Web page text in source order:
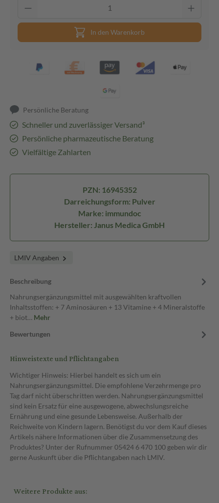
In den Warenkorb
Persönliche Beratung
Schneller und zuverlässiger Versand³
Persönliche pharmazeutische Beratung
Vielfältige Zahlarten
PZN: 16945352
Darreichungsform: Pulver
Marke: immundoc
Hersteller: Janus Medica GmbH
LMIV Angaben
Beschreibung
Nahrungsergänzungsmittel mit ausgewählten kraftvollen
Inhaltsstoffen: + 7 Aminosäuren + 13 Vitamine + 4 Mineralstoffe
+ biot… Mehr
Bewertungen
Hinweistexte und Pflichtangaben
Wichtiger Hinweis: Hierbei handelt es sich um ein
Nahrungsergänzungsmittel. Die empfohlene Verzehrmenge pro
Tag darf nicht überschritten werden. Nahrungsergänzungsmittel
sind kein Ersatz für eine ausgewogene, abwechslungsreiche
Ernährung und eine gesunde Lebensweise. Außerhalb der
Reichweite von Kindern lagern. Benötigst du vor dem Kauf dieses
Artikels nähere Informationen über die Zusammensetzung des
Produktes? Unter der Rufnummer 05424 6 470 100 geben wir dir
gerne Auskunft über die Pflichtangaben nach LMIV.
Weitere Produkte aus: